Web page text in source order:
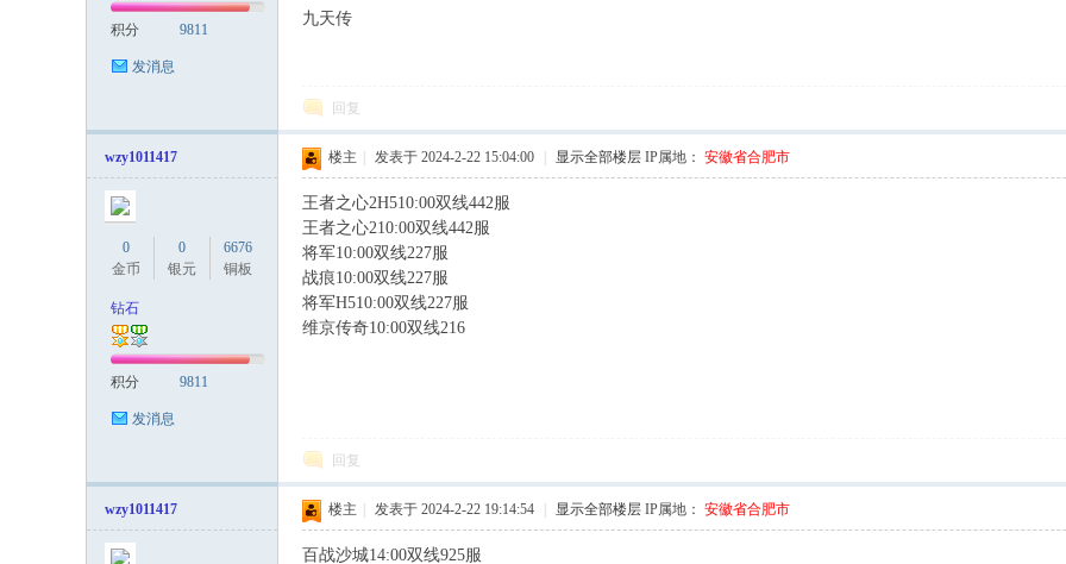
积分 9811
发消息
九天传
回复
wzy1011417
0
金币
0
银元
6676
铜板
钻石
积分 9811
发消息
楼主 发表于 2024-2-22 15:04:00 显示全部楼层 IP属地： 安徽省合肥市
王者之心2H510:00双线442服
王者之心210:00双线442服
将军10:00双线227服
战痕10:00双线227服
将军H510:00双线227服
维京传奇10:00双线216
回复
wzy1011417 楼主 发表于 2024-2-22 19:14:54 显示全部楼层 IP属地： 安徽省合肥市
百战沙城14:00双线925服